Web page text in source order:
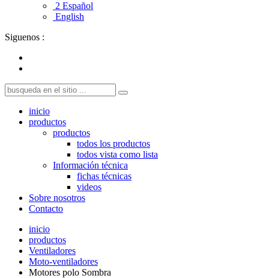
2 Español
English
Siguenos :
inicio
productos
productos
todos los productos
todos vista como lista
Información técnica
fichas técnicas
videos
Sobre nosotros
Contacto
inicio
productos
Ventiladores
Moto-ventiladores
Motores polo Sombra